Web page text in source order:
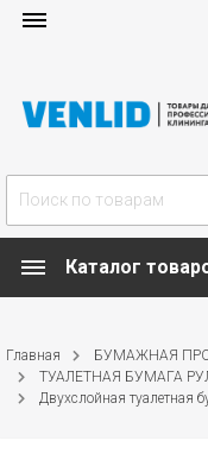
Каталог
Главная БУМАЖНАЯ
ТУАЛЕТНАЯ БУМАГА
Двухслойная туалетная